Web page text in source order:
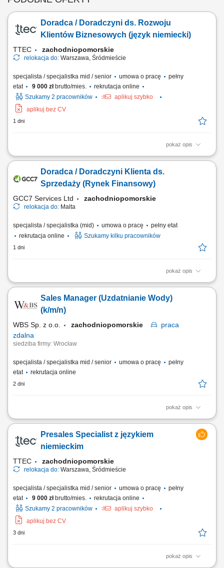
Doradca / Doradczyni ds. Rozwoju
Klientów Biznesowych (język niemiecki)
TTEC zachodniopomorskie
relokacja do: Warszawa, Śródmieście
specjalista / specjalistka mid / senior umowa o pracę
pełny
etat
9 000 złbrutto/mies.
rekrutacja online
Szukamy 2 pracowników
aplikuj szybko
aplikuj bez CV
1 dni
pokaż opis
Opis stanowiska pozyskiwanie informacji o potencjalnych klientach i
oraz budowanie zainteresowania ofertą, współpraca z zespołem
sprzedaży w zakresie przygotowywania nowych możliwości
Doradca / Doradczyni Klienta ds.
Sprzedaży (Rynek Finansowy)
GCC7 Services Ltd zachodniopomorskie
relokacja do: Malta
specjalista / specjalistka (mid) umowa o pracę
pełny etat
rekrutacja online
Szukamy kilku pracowników
1 dni
pokaż opis
Zakres obowiązków: Telefoniczny kontakt z klientami zainteresowanymi
edukacji finansowej. Budowanie długofalowych relacji z klientami oraz
pozyskiwanie nowych odbiorców dla partnerów biznesowych.
Sales Manager (Uzdatnianie Wody)
(k/m/n)
WBS Sp. z o.o. zachodniopomorskie
praca
zdalna
siedziba firmy: Wrocław
specjalista / specjalistka mid / senior umowa o pracę
pełny
etat
rekrutacja online
2 dni
pokaż opis
Opis stanowiska pracy/zadania: Aktywne pozyskiwanie nowych klientów
i rozwijanie sieci partnerów. Utrzymywanie stałego kontaktu z obecnymi
klientami oraz zapewnianie im bieżącego wsparcia. Prowadzenie
negocjacji handlowych oraz przygotowywanie ofert dopasowanych do
Presales Specialist z językiem
niemieckim
TTEC zachodniopomorskie
relokacja do: Warszawa, Śródmieście
specjalista / specjalistka mid / senior umowa o pracę
pełny
etat
9 000 złbrutto/mies.
rekrutacja online
Szukamy 2 pracowników
aplikuj szybko
aplikuj bez CV
3 dni
pokaż opis